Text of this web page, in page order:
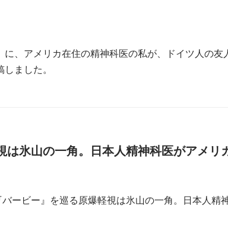
、アメリカ在住の精神科医の私が、ドイツ人の友
ました。
は氷山の一角。日本人精神科医がアメリ
ービー』を巡る原爆軽視は氷山の一角。日本人精